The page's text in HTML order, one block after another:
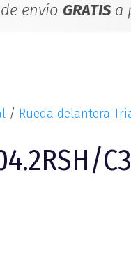
envío GRATISa
/ Rueda delantera
C3